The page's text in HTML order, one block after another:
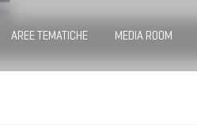
AREE TEMATICHE MEDIA ROOM